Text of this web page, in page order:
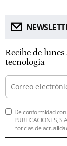
Recibe de
tecnología
De conformidad con
PUBLICACIONES,
noticias de